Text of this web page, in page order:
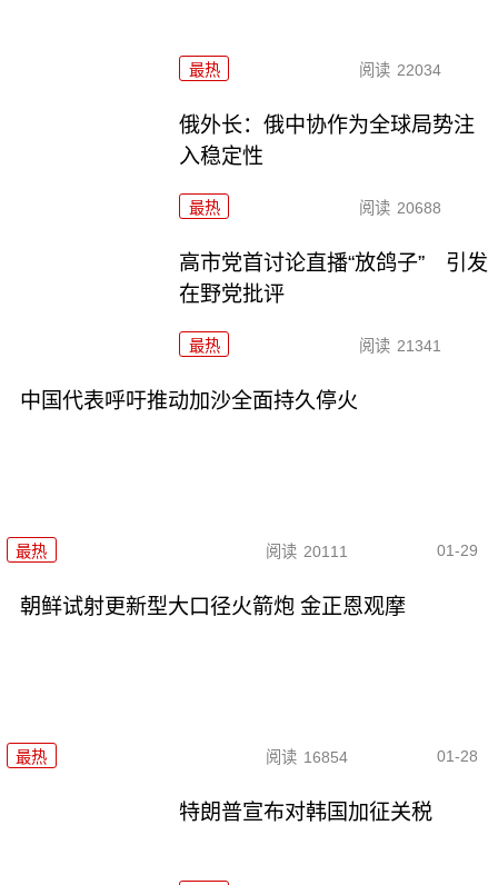
最热 阅读 22034
俄外长：俄中协作为全球局势注
入稳定性
最热 阅读 20688
高市党首讨论直播“放鸽子” 引发
在野党批评
最热 阅读 21341
中国代表呼吁推动加沙全面持久停火
最热 阅读 20111 01-29
朝鲜试射更新型大口径火箭炮 金正恩观摩
最热 阅读 16854 01-28
特朗普宣布对韩国加征关税